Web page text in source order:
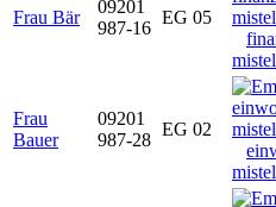
Frau Bär
09201
987-16
EG 05
Frau
Bauer
09201
987-28
EG 02